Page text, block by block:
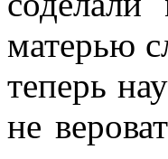
матерью
теперь
не